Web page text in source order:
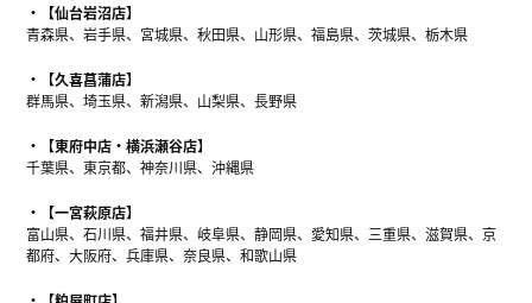
【仙台岩沼店】
青森県、岩手県、宮城県、秋田県、山形県、福島県、茨城県、栃木県
【久喜菖蒲店】
群馬県、埼玉県、新潟県、山梨県、長野県
【東府中店・横浜瀬谷店】
千葉県、東京都、神奈川県、沖縄県
【一宮萩原店】
富山県、石川県、福井県、岐阜県、静岡県、愛知県、三重県、滋賀県、京
都府、大阪府、兵庫県、奈良県、和歌山県